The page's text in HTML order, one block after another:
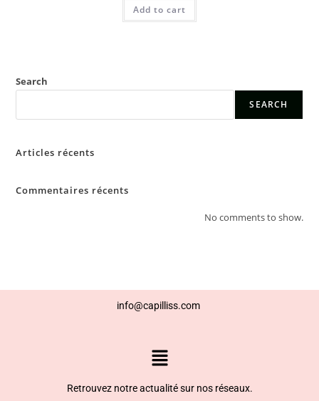
Add to cart
Search
SEARCH
Articles récents
Commentaires récents
No comments to show.
info@capilliss.com
Retrouvez notre actualité sur nos réseaux.